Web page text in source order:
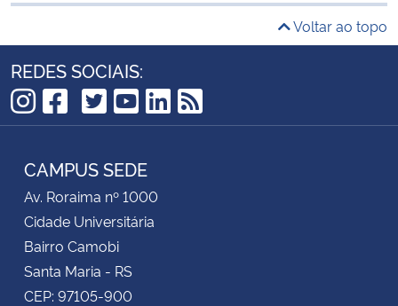
Voltar ao topo
REDES SOCIAIS:
Instagram
Facebook
TikTok
Twitter
YouTube
LinkedIn
RSS
CAMPUS SEDE
Av. Roraima nº 1000
Cidade Universitária
Bairro Camobi
Santa Maria - RS
CEP: 97105-900